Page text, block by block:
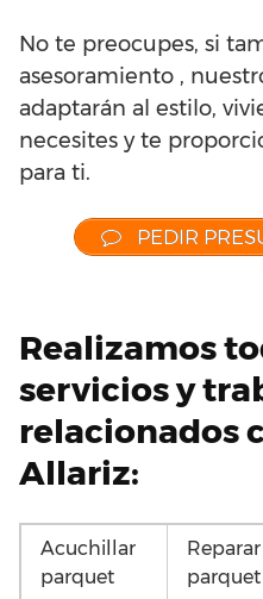
No te preocupes, si
asesoramiento ,
adaptarán al estilo,
necesites y te
para ti.
PEDIR
Realizamos
servicios y
relacionados
Allariz:
Acuchillar
parquet
Reparar
parquet